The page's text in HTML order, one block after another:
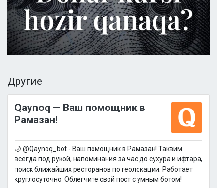
Другие
Qaynoq — Ваш помощник в
Рамазан!
🌙 @Qaynoq_bot - Ваш помощник в Рамазан! Таквим
всегда под рукой, напоминания за час до сухура и ифтара,
поиск ближайших ресторанов по геолокации. Работает
круглосуточно. Облегчите свой пост с умным ботом!